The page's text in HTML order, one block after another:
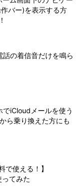
バー)を表示する方
話の着信音だけを鳴ら
iCloudメールを使う
ら乗り換えた方にも
で使える！】
てみた